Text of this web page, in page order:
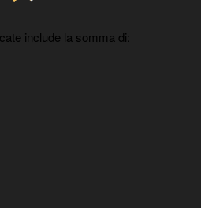
include la somma di: